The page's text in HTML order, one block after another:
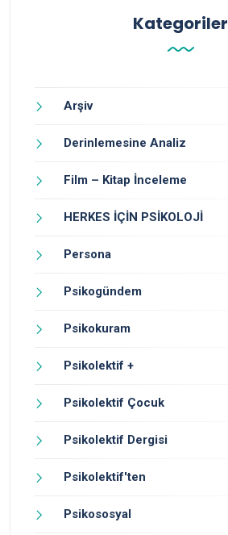
Kategoriler
Arşiv
Derinlemesine Analiz
Film – Kitap İnceleme
HERKES İÇİN PSİKOLOJİ
Persona
Psikogündem
Psikokuram
Psikolektif +
Psikolektif Çocuk
Psikolektif Dergisi
Psikolektif'ten
Psikososyal